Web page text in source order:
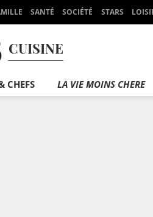
SANTÉ SOCIÉTÉ STARS
CUISINE
CHEFS LA VIE MOINS CHERE